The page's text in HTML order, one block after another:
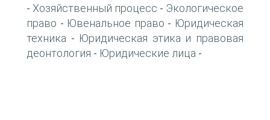
- Хозяйственный процесс - Экологическое
право - Ювенальное право - Юридическая
техника - Юридическая этика и правовая
деонтология - Юридические лица -